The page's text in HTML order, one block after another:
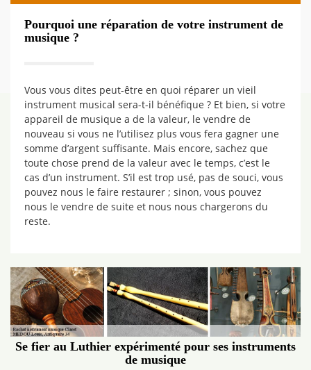
Pourquoi une réparation de votre instrument de
musique ?
Vous vous dites peut-être en quoi réparer un vieil
instrument musical sera-t-il bénéfique ? Et bien, si votre
appareil de musique a de la valeur, le vendre de
nouveau si vous ne l’utilisez plus vous fera gagner une
somme d’argent suffisante. Mais encore, sachez que
toute chose prend de la valeur avec le temps, c’est le
cas d’un instrument. S’il est trop usé, pas de souci, vous
pouvez nous le faire restaurer ; sinon, vous pouvez
nous le vendre de suite et nous nous chargerons du
reste.
Se fier au Luthier expérimenté pour ses instruments
de musique